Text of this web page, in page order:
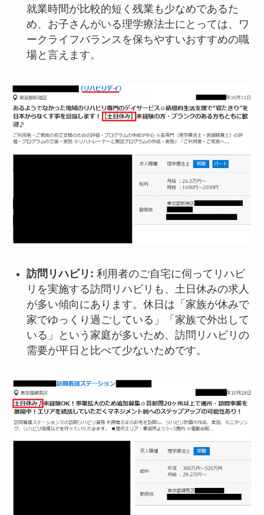
就業時間が比較的短く残業も少なめであるた
め、お子さんがいる理学療法士にとっては、ワ
ークライフバランスを保ちやすいおすすめの職
場と言えます。
訪問リハビリ: 利用者のご自宅に伺ってリハビ
リを実施する訪問リハビリも、土日休みの求人
が多い傾向にあります。休日は「家族が休みで
家でゆっくり過ごしている」「家族で外出して
いる」という家庭が多いため、訪問リハビリの
需要が平日と比べて少ないためです。